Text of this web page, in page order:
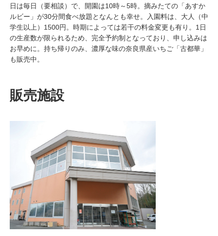
日は毎日（要相談）で、開園は10時～5時。摘みたての「あすか
ルビー」が30分間食べ放題となんとも幸せ。入園料は、大人（中
学生以上）1500円。時期によっては若干の料金変更も有り。1日
の生産数が限られるため、完全予約制となっており、申し込みは
お早めに。持ち帰りのみ、濃厚な味の奈良県産いちご「古都華」
も販売中。
販売施設